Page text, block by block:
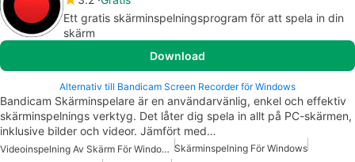
Ett gratis skärminspelningsprogram för att spela in din
skärm
Download
Alternativ till Bandicam Screen Recorder för Windows
Bandicam Skärminspelare är en användarvänlig, enkel och effektiv
skärminspelnings verktyg. Det låter dig spela in allt på PC-skärmen,
inklusive bilder och videor. Jämfört med…
Videoinspelning Av Skärm För Windows Gratis Skärminspelning För Windows